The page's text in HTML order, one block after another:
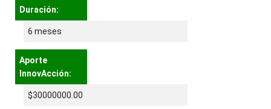
Duración:
6 meses
Aporte
InnovAcción:
$30000000.00